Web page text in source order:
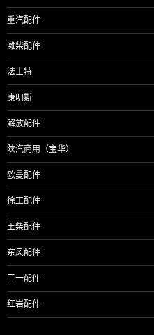
重汽配件
潍柴配件
法士特
康明斯
解放配件
陕汽商用（宝华）
欧曼配件
徐工配件
玉柴配件
东风配件
三一配件
红岩配件